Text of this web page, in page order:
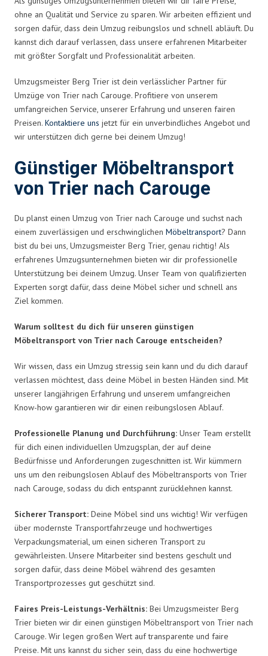
ohne an Qualität und Service zu sparen. Wir arbeiten effizient und
sorgen dafür, dass dein Umzug reibungslos und schnell abläuft. Du
kannst dich darauf verlassen, dass unsere erfahrenen Mitarbeiter
mit größter Sorgfalt und Professionalität arbeiten.
Umzugsmeister Berg Trier ist dein verlässlicher Partner für
Umzüge von Trier nach Carouge. Profitiere von unserem
umfangreichen Service, unserer Erfahrung und unseren fairen
Preisen. Kontaktiere uns jetzt für ein unverbindliches Angebot und
wir unterstützen dich gerne bei deinem Umzug!
Günstiger Möbeltransport
von Trier nach Carouge
Du planst einen Umzug von Trier nach Carouge und suchst nach
einem zuverlässigen und erschwinglichen Möbeltransport? Dann
bist du bei uns, Umzugsmeister Berg Trier, genau richtig! Als
erfahrenes Umzugsunternehmen bieten wir dir professionelle
Unterstützung bei deinem Umzug. Unser Team von qualifizierten
Experten sorgt dafür, dass deine Möbel sicher und schnell ans
Ziel kommen.
Warum solltest du dich für unseren günstigen
Möbeltransport von Trier nach Carouge entscheiden?
Wir wissen, dass ein Umzug stressig sein kann und du dich darauf
verlassen möchtest, dass deine Möbel in besten Händen sind. Mit
unserer langjährigen Erfahrung und unserem umfangreichen
Know-how garantieren wir dir einen reibungslosen Ablauf.
Professionelle Planung und Durchführung: Unser Team erstellt
für dich einen individuellen Umzugsplan, der auf deine
Bedürfnisse und Anforderungen zugeschnitten ist. Wir kümmern
uns um den reibungslosen Ablauf des Möbeltransports von Trier
nach Carouge, sodass du dich entspannt zurücklehnen kannst.
Sicherer Transport: Deine Möbel sind uns wichtig! Wir verfügen
über modernste Transportfahrzeuge und hochwertiges
Verpackungsmaterial, um einen sicheren Transport zu
gewährleisten. Unsere Mitarbeiter sind bestens geschult und
sorgen dafür, dass deine Möbel während des gesamten
Transportprozesses gut geschützt sind.
Faires Preis-Leistungs-Verhältnis: Bei Umzugsmeister Berg
Trier bieten wir dir einen günstigen Möbeltransport von Trier nach
Carouge. Wir legen großen Wert auf transparente und faire
Preise. Mit uns kannst du sicher sein, dass du eine hochwertige